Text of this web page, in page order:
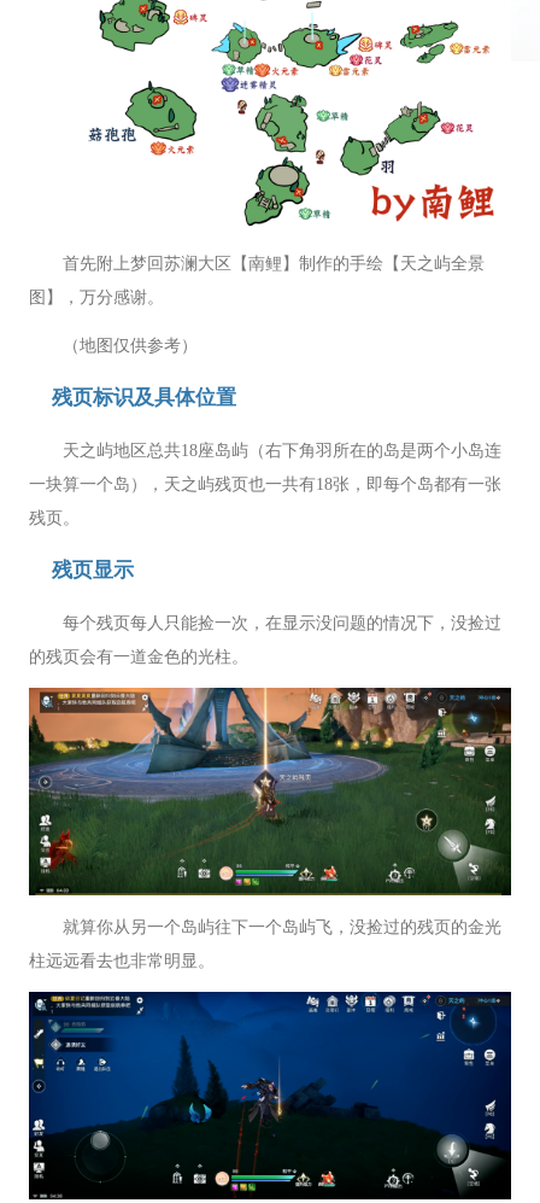
首先附上梦回苏澜大区【南鲤】制作的手绘【天之屿全景
图】，万分感谢。
（地图仅供参考）
残页标识及具体位置
天之屿地区总共18座岛屿（右下角羽所在的岛是两个小岛连
一块算一个岛），天之屿残页也一共有18张，即每个岛都有一张
残页。
残页显示
每个残页每人只能捡一次，在显示没问题的情况下，没捡过
的残页会有一道金色的光柱。
就算你从另一个岛屿往下一个岛屿飞，没捡过的残页的金光
柱远远看去也非常明显。